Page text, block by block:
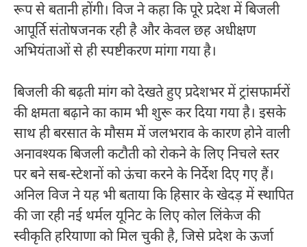
रूप से बतानी होंगी। विज ने कहा कि पूरे प्रदेश में बिजली
आपूर्ति संतोषजनक रही है और केवल छह अधीक्षण
अभियंताओं से ही स्पष्टीकरण मांगा गया है।
बिजली की बढ़ती मांग को देखते हुए प्रदेशभर में ट्रांसफार्मरों
की क्षमता बढ़ाने का काम भी शुरू कर दिया गया है। इसके
साथ ही बरसात के मौसम में जलभराव के कारण होने वाली
अनावश्यक बिजली कटौती को रोकने के लिए निचले स्तर
पर बने सब-स्टेशनों को ऊंचा करने के निर्देश दिए गए हैं।
अनिल विज ने यह भी बताया कि हिसार के खेदड़ में स्थापित
की जा रही नई थर्मल यूनिट के लिए कोल लिंकेज की
स्वीकृति हरियाणा को मिल चुकी है, जिसे प्रदेश के ऊर्जा